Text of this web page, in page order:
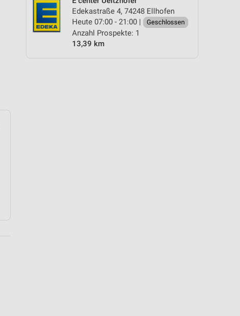
Edekastraße 4, 74248 Ellhofen
Heute 07:00 - 21:00 |
Geschlossen
Anzahl Prospekte: 1
13,39 km